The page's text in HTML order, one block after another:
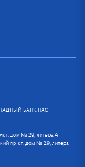
БАНК ПАО
кт, дом № 29, литера А
пр-кт, дом № 29, литера